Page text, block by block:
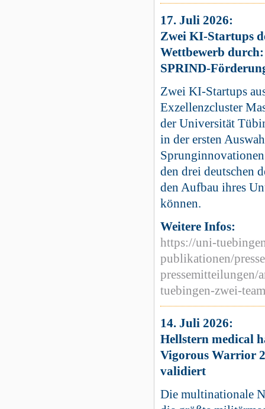
17. Juli 2026:
Zwei KI-Startups
Wettbewerb
SPRIND-
Zwei KI-Startups
Exzellenzcluster
der Universität
in der ersten
den drei deutschen
den Aufbau ihres
können.
Weitere Infos:
https://uni-
publikationen/
pressemitteilungen/
tuebingen-zwei-
14. Juli 2026:
Hellstern medical
Vigorous Warrior
validiert
Die multinationale